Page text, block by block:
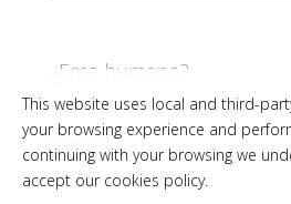
¿Eres humano?
5 + 9 =
This website uses local and third-
your browsing experience and
continuing with your browsing we
accept our cookies policy.